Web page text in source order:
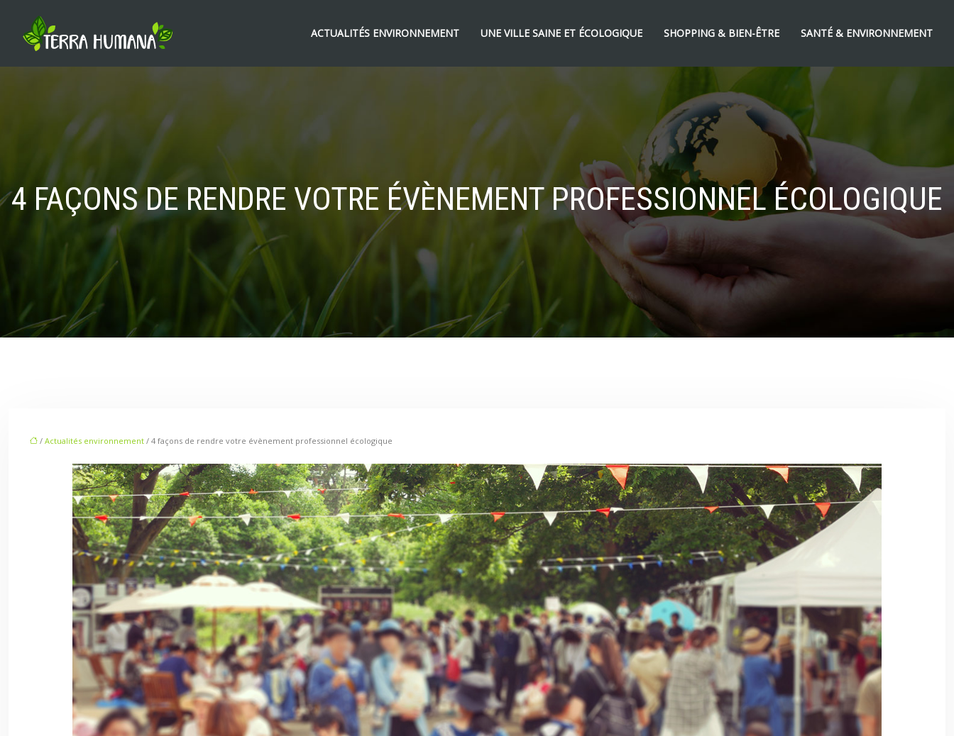
ACTUALITÉS ENVIRONNEMENT UNE VILLE SAINE ET ÉCOLOGIQUE SHOPPING & BIEN-ÊTRE SANTÉ & ENVIRONNEMENT
4 FAÇONS DE RENDRE VOTRE ÉVÈNEMENT PROFESSIONNEL ÉCOLOGIQUE
/ Actualités environnement / 4 façons de rendre votre évènement professionnel écologique